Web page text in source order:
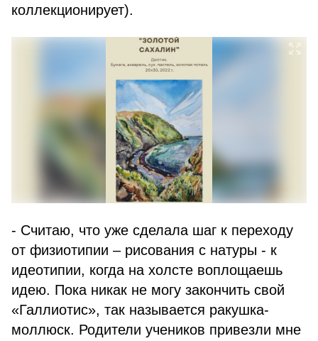
коллекционирует).
- Считаю, что уже сделала шаг к переходу
от физиотипии – рисования с натуры - к
идеотипии, когда на холсте воплощаешь
идею. Пока никак не могу закончить свой
«Галлиотис», так называется ракушка-
моллюск. Родители учеников привезли мне